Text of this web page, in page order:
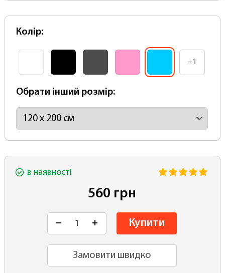
Колір:
+1
Обрати інший розмір:
в наявності
560 грн
− + Купити
Замовити швидко